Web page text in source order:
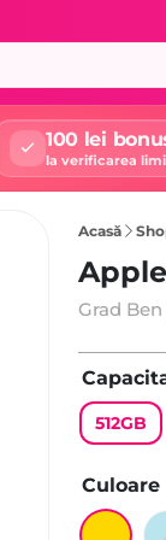
100 lei
la verificarea
Acasă
Grad
512GB
Culoare